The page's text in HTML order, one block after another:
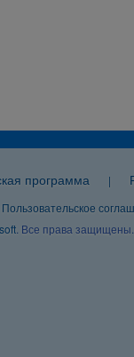
программа |
Пользовательское
. Все права защищены